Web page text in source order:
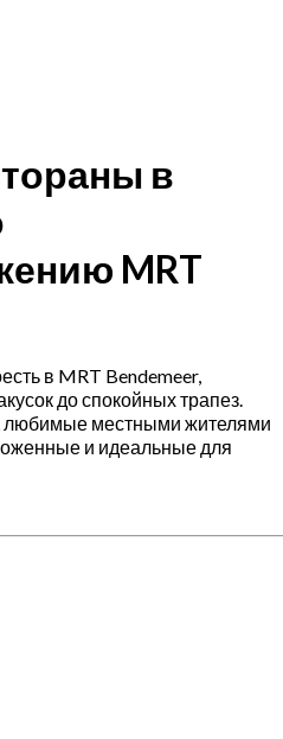
в
MRT
в MRT Bendemeer,
до спокойных трапез.
любимые местными жителями
и идеальные для